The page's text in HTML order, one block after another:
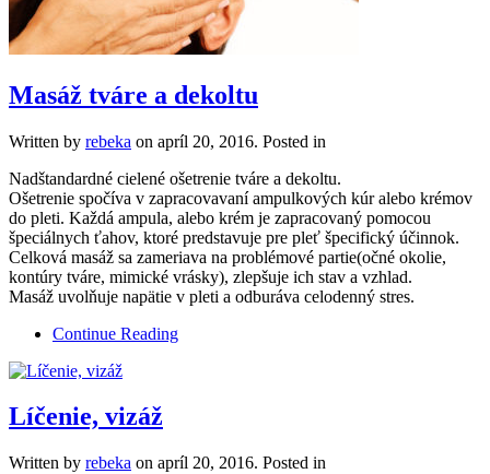
Masáž tváre a dekoltu
Written by rebeka on apríl 20, 2016. Posted in
Nadštandardné cielené ošetrenie tváre a dekoltu.
Ošetrenie spočíva v zapracovavaní ampulkových kúr alebo krémov
do pleti. Každá ampula, alebo krém je zapracovaný pomocou
špeciálnych ťahov, ktoré predstavuje pre pleť špecifický účinnok.
Celková masáž sa zameriava na problémové partie(očné okolie,
kontúry tváre, mimické vrásky), zlepšuje ich stav a vzhlad.
Masáž uvolňuje napätie v pleti a odburáva celodenný stres.
Continue Reading
Líčenie, vizáž
Written by rebeka on apríl 20, 2016. Posted in